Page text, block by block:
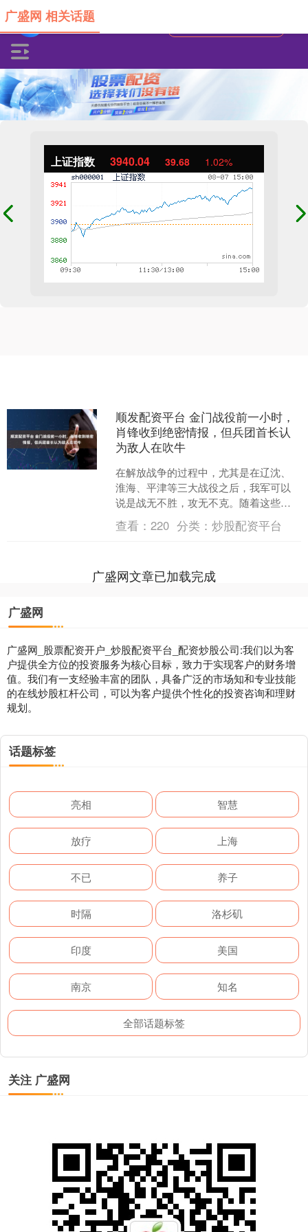
上证指数 3940.04 39.68 1.02%
广盛网 相关话题
顺发配资平台 金门战役前一小时，
肖锋收到绝密情报，但兵团首长认
为敌人在吹牛
在解放战争的过程中，尤其是在辽沈、
淮海、平津等三大战役之后，我军可以
说是战无不胜，攻无不克。随着这些重
大战役的胜利，解放军的战斗力日益增
强，国民党军队几乎没有反....
查看：220 分类：炒股配资平台
广盛网文章已加载完成
广盛网
广盛网_股票配资开户_炒股配资平台_配资炒股公司:我们以为客
户提供全方位的投资服务为核心目标，致力于实现客户的财务增
值。我们有一支经验丰富的团队，具备广泛的市场知和专业技能
的在线炒股杠杆公司，可以为客户提供个性化的投资咨询和理财
规划。
话题标签
亮相 智慧
放疗 上海
不已 养子
时隔 洛杉矶
印度 美国
南京 知名
全部话题标签
关注 广盛网